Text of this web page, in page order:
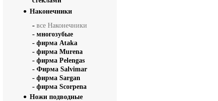
Наконечники
- все Наконечники
- многозубые
- фирма Ataka
- фирма Murena
- фирма Pelengas
- Фирма Salvimar
- фирма Sargan
- фирма Scorpena
Ножи подводные